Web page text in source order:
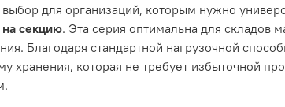
для организаций, которым нужно
секцию. Эта серия оптимальна для складов
Благодаря стандартной нагрузочной
хранения, которая не требует избыточной